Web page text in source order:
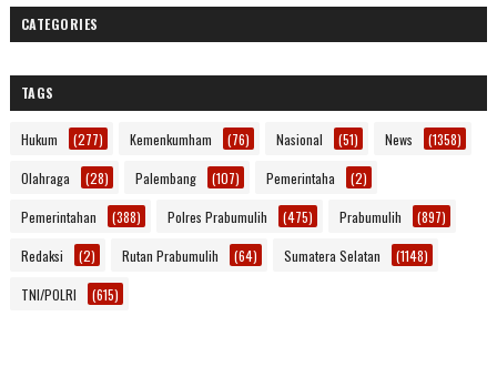
CATEGORIES
TAGS
Hukum (277) Kemenkumham (76) Nasional (51) News (1358)
Olahraga (28) Palembang (107) Pemerintaha (2)
Pemerintahan (388) Polres Prabumulih (475) Prabumulih (897)
Redaksi (2) Rutan Prabumulih (64) Sumatera Selatan (1148)
TNI/POLRI (615)